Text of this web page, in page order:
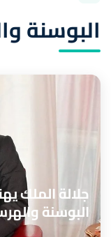
البوسنة
جلالة الملك
البوسنة